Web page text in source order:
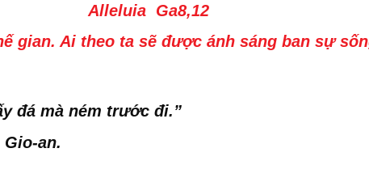
Alleluia Ga8,12
gian. Ai theo ta sẽ được ánh sáng ban sự
đá mà ném trước đi.”
an.